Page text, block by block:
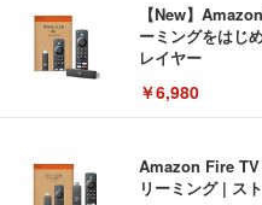
【New】
ーミングをはじ
レイヤー
￥6,980
Amazon Fire
リーミング | ス